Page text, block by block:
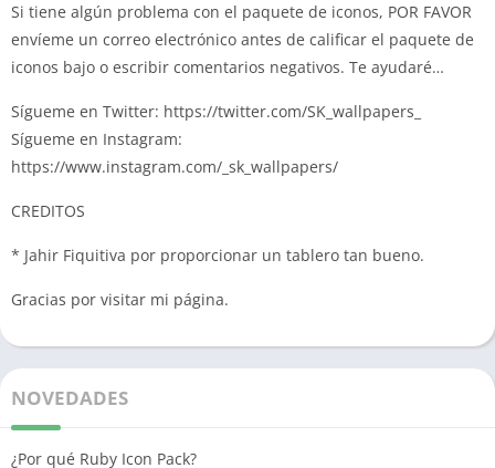
Si tiene algún problema con el paquete de iconos, POR FAVOR
envíeme un correo electrónico antes de calificar el paquete de
iconos bajo o escribir comentarios negativos. Te ayudaré…
Sígueme en Twitter: https://twitter.com/SK_wallpapers_
Sígueme en Instagram:
https://www.instagram.com/_sk_wallpapers/
CREDITOS
* Jahir Fiquitiva por proporcionar un tablero tan bueno.
Gracias por visitar mi página.
NOVEDADES
¿Por qué Ruby Icon Pack?